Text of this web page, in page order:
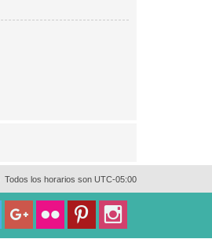
Todos los horarios son UTC-05:00